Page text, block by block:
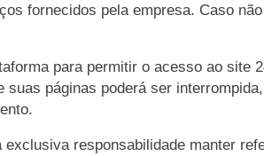
fornecidos pela empresa. Caso não
para permitir o acesso ao site
páginas poderá ser interrompida,
responsabilidade manter